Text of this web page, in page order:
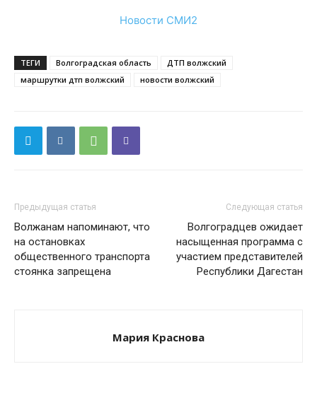
Новости СМИ2
ТЕГИ Волгоградская область
ДТП волжский
маршрутки дтп волжский
новости волжский
Предыдущая статья
Волжанам напоминают, что
на остановках
общественного транспорта
стоянка запрещена
Следующая статья
Волгоградцев ожидает
насыщенная программа с
участием представителей
Республики Дагестан
Мария Краснова